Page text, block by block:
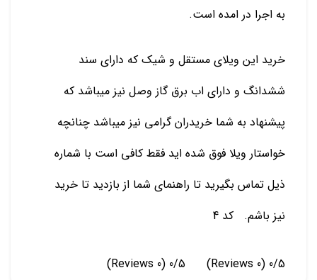
به اجرا در امده است.
خرید این ویلای مستقل و شیک که دارای سند
ششدانگ و دارای اب برق گاز وصل نیز میباشد که
پیشنهاد به شما خریدران گرامی نیز میباشد چنانچه
خواستار ویلا فوق شده اید فقط کافی است با شماره
ذیل تماس بگیرید تا راهنمای شما از بازدید تا خرید
نیز باشم. کد 4
0/5
(0 Reviews)
0/5
(0 Reviews)